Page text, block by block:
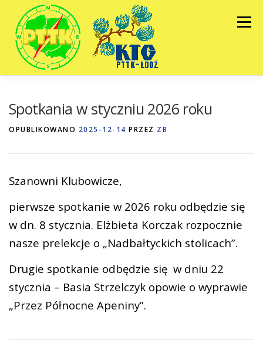
treści
Menu
Spotkania w styczniu 2026 roku
OPUBLIKOWANO 2025-12-14 PRZEZ ZB
Szanowni Klubowicze,
pierwsze spotkanie w 2026 roku odbędzie się
w dn. 8 stycznia. Elżbieta Korczak rozpocznie
nasze prelekcje o „Nadbałtyckich stolicach”.
Drugie spotkanie odbędzie się w dniu 22
stycznia – Basia Strzelczyk opowie o wyprawie
„Przez Północne Apeniny”.